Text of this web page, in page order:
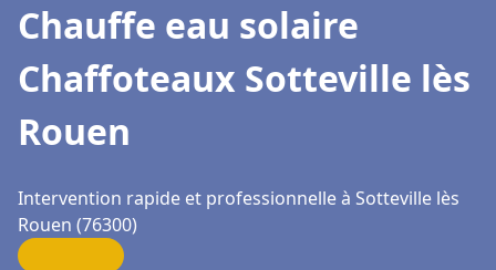
Chauffe eau solaire
Chaffoteaux Sotteville lès
Rouen
Intervention rapide et professionnelle à Sotteville lès
Rouen (76300)